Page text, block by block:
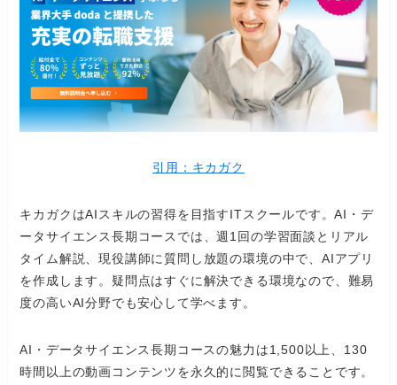
引用：キカガク
キカガクはAIスキルの習得を目指すITスクールです。AI・デ
ータサイエンス長期コースでは、週1回の学習面談とリアル
タイム解説、現役講師に質問し放題の環境の中で、AIアプリ
を作成します。疑問点はすぐに解決できる環境なので、難易
度の高いAI分野でも安心して学べます。
AI・データサイエンス長期コースの魅力は1,500以上、130
時間以上の動画コンテンツを永久的に閲覧できることです。